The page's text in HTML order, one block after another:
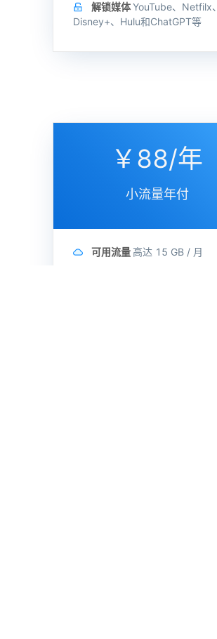
解锁媒体YouTube、Netfilx、
Disney+、Hulu和ChatGPT等
￥88/年
小流量年付
可用流量高达15 GB / 月